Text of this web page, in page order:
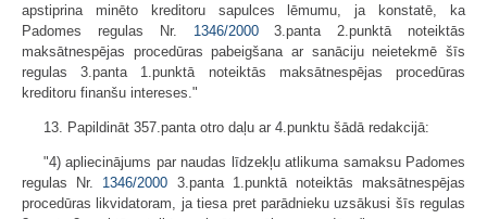
apstiprina minēto kreditoru sapulces lēmumu, ja konstatē, ka
Padomes regulas Nr. 1346/20003.panta 2.punktā noteiktās
maksātnespējas procedūras pabeigšana ar sanāciju neietekmē šīs
regulas 3.panta 1.punktā noteiktās maksātnespējas procedūras
kreditoru finanšu intereses."
13. Papildināt 357.panta otro daļu ar 4.punktu šādā redakcijā:
"4) apliecinājums par naudas līdzekļu atlikuma samaksu Padomes
regulas Nr. 1346/2000 3.panta 1.punktā noteiktās maksātnespējas
procedūras likvidatoram, ja tiesa pret parādnieku uzsākusi šīs regulas